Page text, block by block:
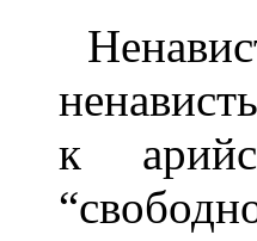
к